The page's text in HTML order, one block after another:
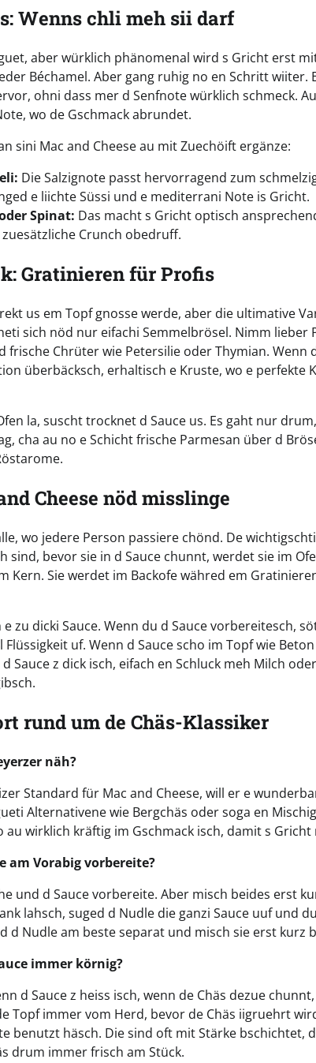
Wenns chli meh sii darf
aber würklich phänomenal wird s Gricht erst
Béchamel. Aber gang ruhig no en Schritt wiiter.
ohni dass mer d Senfnote würklich schmeck.
wo de Gschmack abrundet.
sini Mac and Cheese au mit Zuechöift ergänze:
Die Salzignote passt hervorragend zum
e liichte Süssi und e mediterrani Note is Gricht.
Spinat: Das macht s Gricht optisch
zuesätzliche Crunch obedruff.
Gratinieren für Profis
us em Topf gnosse werde, aber die ultimative
sich nöd nur eifachi Semmelbrösel. Nimm lieber
frische Chrüter wie Petersilie oder Thymian. Wenn
überbäcksch, erhaltisch e Kruste, wo e perfekte
la, suscht trocknet d Sauce us. Es gaht nur
cha au no e Schicht frische Parmesan über d
Cheese nöd misslinge
wo jedere Person passiere chönd. De
sind, bevor sie in d Sauce chunnt, werdet sie im
Kern. Sie werdet im Backofe währed em
zu dicki Sauce. Wenn du d Sauce vorbereitesch,
uf. Wenn d Sauce scho im Topf wie
Sauce z dick isch, eifach en Schluck meh Milch
rund um de Chäs-Klassiker
näh?
Standard für Mac and Cheese, will er e
Alternativene wie Bergchäs oder soga en
au wirklich kräftig im Gschmack isch, damit s
am Vorabig vorbereite?
und d Sauce vorbereite. Aber misch beides erst
lahsch, suged d Nudle die ganzi Sauce uuf und
d Nudle am beste separat und misch sie erst kurz
immer körnig?
d Sauce z heiss isch, wenn de Chäs dezue
Topf immer vom Herd, bevor de Chäs iigruehrt
benutzt häsch. Die sind oft mit Stärke bschichtet,
drum immer frisch am Stück.